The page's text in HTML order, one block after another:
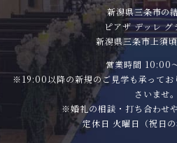
新潟県三条市の
ピアザ デッレ グ
新潟県三条市上須
営業時間 10:00
※19:00以降の新規のご見学も承ってお
さいませ。
※婚礼の相談・打ち合わせ
定休日 火曜日（祝日の